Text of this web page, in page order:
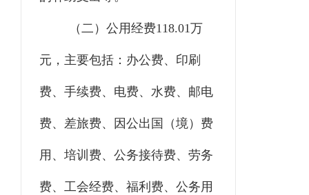
（二） 公用经费118.01万
元，主要包括：办公费、印刷
费、手续费、电费、水费、邮电
费、差旅费、因公出国（境）费
用、培训费、公务接待费、劳务
费、工会经费、福利费、公务用